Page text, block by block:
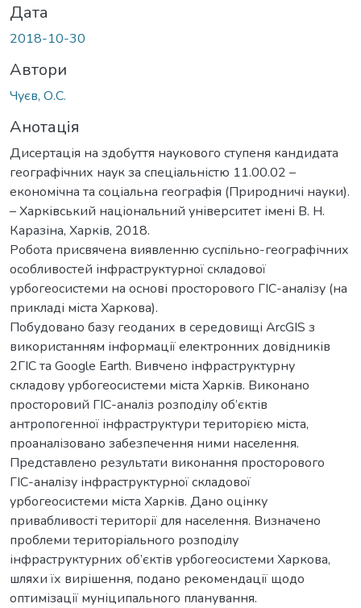
Дата
2018-10-30
Автори
Чуєв, О.С.
Анотація
Дисертація на здобуття наукового ступеня кандидата
географічних наук за спеціальністю 11.00.02 –
економічна та соціальна географія (Природничі науки).
– Харківський національний університет імені В. Н.
Каразіна, Харків, 2018.
Робота присвячена виявленню суспільно-географічних
особливостей інфраструктурної складової
урбогеосистеми на основі просторового ГІС-аналізу (на
прикладі міста Харкова).
Побудовано базу геоданих в середовищі ArcGIS з
використанням інформації електронних довідників
2ГІС та Google Earth. Вивчено інфраструктурну
складову урбогеосистеми міста Харків. Виконано
просторовий ГІС-аналіз розподілу об’єктів
антропогенної інфраструктури територією міста,
проаналізовано забезпечення ними населення.
Представлено результати виконання просторового
ГІС-аналізу інфраструктурної складової
урбогеосистеми міста Харків. Дано оцінку
привабливості території для населення. Визначено
проблеми територіального розподілу
інфраструктурних об’єктів урбогеосистеми Харкова,
шляхи їх вирішення, подано рекомендації щодо
оптимізації муніципального планування.